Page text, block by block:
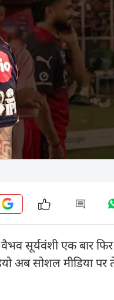
सूर्यवंशी एक बार फिर
अब सोशल मीडिया पर